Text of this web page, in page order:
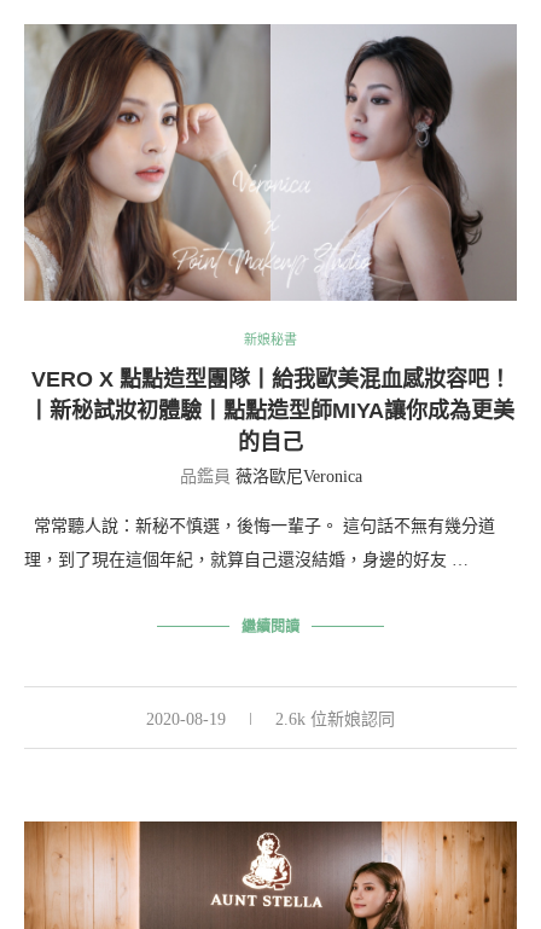
新娘秘書
VERO X 點點造型團隊丨給我歐美混血感妝容吧！
丨新秘試妝初體驗丨點點造型師MIYA讓你成為更美
的自己
品鑑員 薇洛歐尼Veronica
常常聽人說：新秘不慎選，後悔一輩子。 這句話不無有幾分道
理，到了現在這個年紀，就算自己還沒結婚，身邊的好友 …
繼續閱讀
2020-08-19 2.6k 位新娘認同